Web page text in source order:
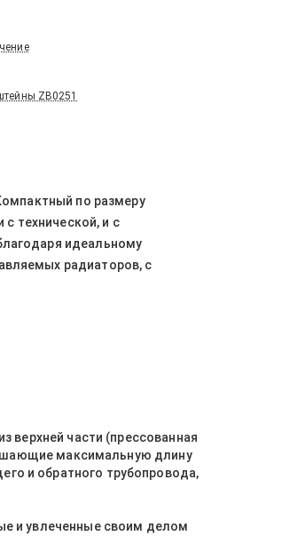
ZB0251
по размеру
технической, и с
идеальному
радиаторов, с
верхней части (прессованная
максимальную длину
и обратного трубопровода,
и увлеченные своим делом